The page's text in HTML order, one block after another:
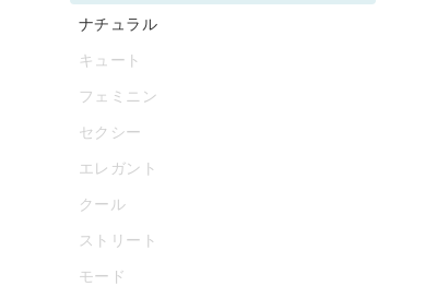
ナチュラル
キュート
フェミニン
セクシー
エレガント
クール
ストリート
モード